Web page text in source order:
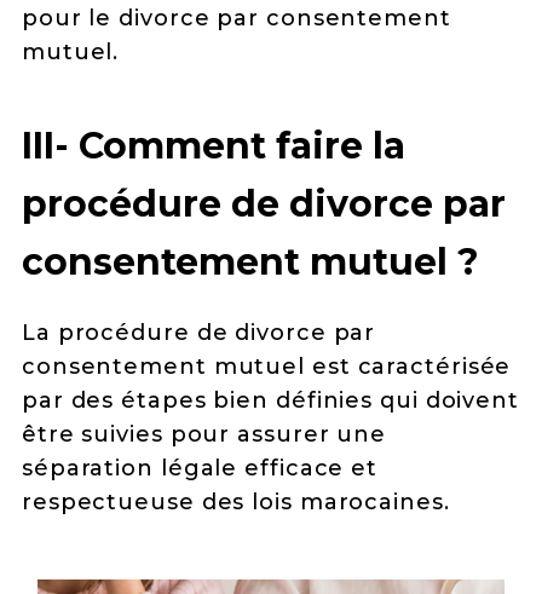
pour le divorce par consentement
mutuel.
III- Comment faire la
procédure de divorce par
consentement mutuel ?
La procédure de divorce par
consentement mutuel est caractérisée
par des étapes bien définies qui doivent
être suivies pour assurer une
séparation légale efficace et
respectueuse des lois marocaines.